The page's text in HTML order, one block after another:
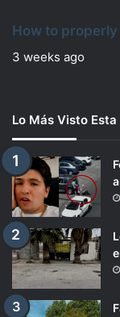
How to
3 weeks ago
Lo Más Visto Esta